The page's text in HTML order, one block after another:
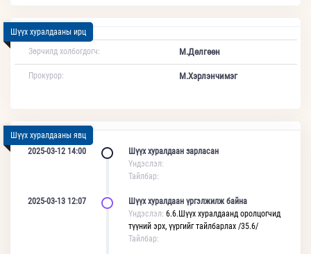
Шүүх хуралдааны ирц
Зөрчилд холбогдогч:
М.Дөлгөөн
Прокурор: М.Хэрлэнчимэг
Шүүх хуралдааны явц
2025-03-12 14:00
Шүүх хуралдаан зарласан
Үндэслэл:
Тайлбар:
2025-03-13 12:07
Шүүх хуралдаан үргэлжилж байна
Үндэслэл: 6.6.Шүүх хуралдаанд оролцогчид
түүний эрх, үүргийг тайлбарлах /35.6/
Тайлбар: